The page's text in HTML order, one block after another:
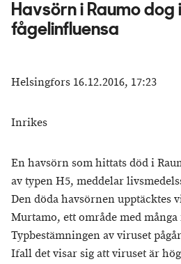
Havsörn i Raumo dog i
fågelinfluensa
Helsingfors 16.12.2016, 17:23
Inrikes
En havsörn som hittats död i
av typen H5, meddelar
Den döda havsörnen upptäcktes
Murtamo, ett område med
Typbestämningen av viruset
Ifall det visar sig att viruset är